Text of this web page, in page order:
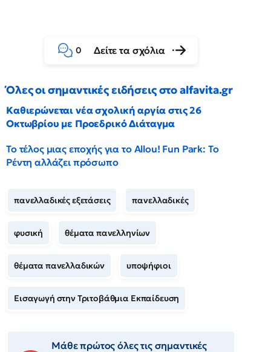
0 Δείτε τα σχόλια
Όλες οι σημαντικές ειδήσεις στο alfavita.gr
Καθιερώνεται νέα σχολική αργία στις 26
Οκτωβρίου με Προεδρικό Διάταγμα
Το τέλος μιας εποχής για το Allou! Fun Park: Το
Ρέντη αλλάζει πρόσωπο
πανελλαδικές εξετάσεις πανελλαδικές
φυσική θέματα πανελληνίων
θέματα πανελλαδικών υποψήφιοι
Εισαγωγή στην Τριτοβάθμια Εκπαίδευση
Μάθε πρώτος όλες τις σημαντικές